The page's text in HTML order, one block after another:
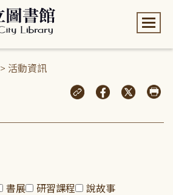
> 活動資訊
書展 研習課程
說故事